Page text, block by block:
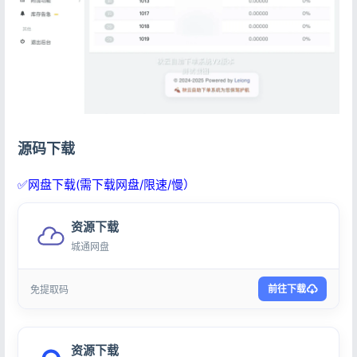
源码下载
✅网盘下载(需下载网盘/限速/慢）
资源下载
城通网盘
免提取码 前往下载
资源下载
忘记密码?